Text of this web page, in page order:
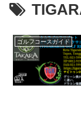
ゴルフコースガイド